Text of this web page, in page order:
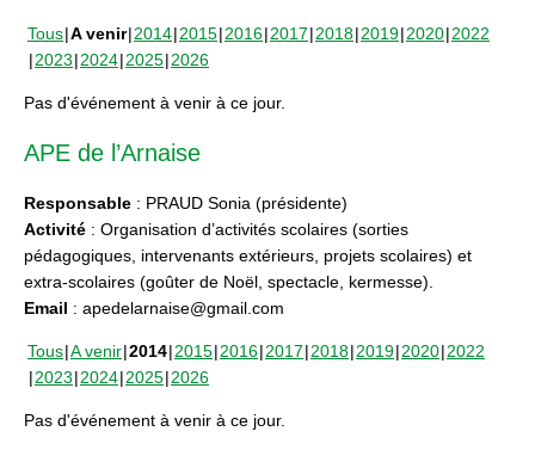
Tous A venir 2014 2015 2016 2017 2018 2019 2020 2022
2023 2024 2025 2026
Pas d'événement à venir à ce jour.
APE de l’Arnaise
Responsable : PRAUD Sonia (présidente)
Activité : Organisation d’activités scolaires (sorties
pédagogiques, intervenants extérieurs, projets scolaires) et
extra-scolaires (goûter de Noël, spectacle, kermesse).
Email : apedelarnaise@gmail.com
Tous A venir 2014 2015 2016 2017 2018 2019 2020 2022
2023 2024 2025 2026
Pas d'événement à venir à ce jour.